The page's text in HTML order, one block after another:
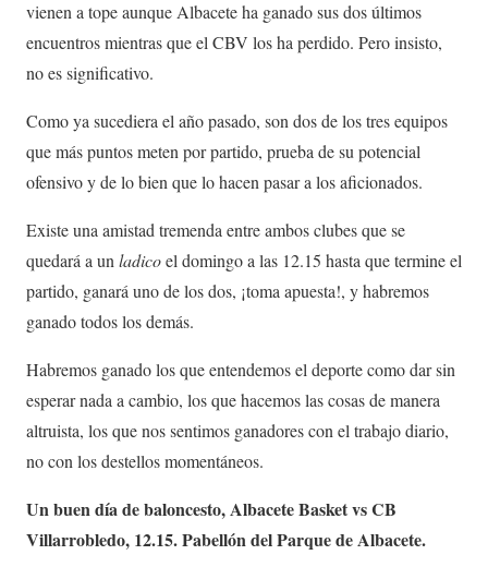
vienen a tope aunque Albacete ha ganado sus dos últimos
encuentros mientras que el CBV los ha perdido. Pero insisto,
no es significativo.
Como ya sucediera el año pasado, son dos de los tres equipos
que más puntos meten por partido, prueba de su potencial
ofensivo y de lo bien que lo hacen pasar a los aficionados.
Existe una amistad tremenda entre ambos clubes que se
quedará a unladicoel domingo a las 12.15 hasta que termine el
partido, ganará uno de los dos, ¡toma apuesta!, y habremos
ganado todos los demás.
Habremos ganado los que entendemos el deporte como dar sin
esperar nada a cambio, los que hacemos las cosas de manera
altruista, los que nos sentimos ganadores con el trabajo diario,
no con los destellos momentáneos.
Un buen día de baloncesto, Albacete Basket vs CB
Villarrobledo, 12.15. Pabellón del Parque de Albacete.